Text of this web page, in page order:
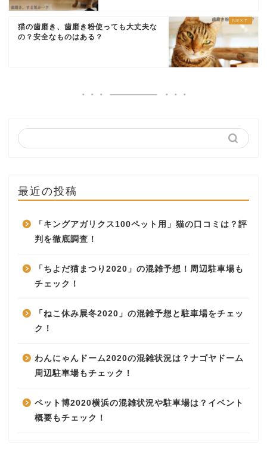
猫の歯磨き、歯磨き粉使っても大丈夫な
の？安全なものはある？
最近の投稿
「キングアガリクス100ペット用」猫の口コミは？評
判を徹底調査！
「ちよだ猫まつり2020」の混雑予想！周辺駐車場も
チェック！
「ねこ休み展冬2020」の混雑予想と駐車場をチェッ
ク！
わんにゃんドーム2020の混雑状況は？ナゴヤドーム
周辺駐車場もチェック！
ペット博2020横浜の混雑状況や駐車場は？イベント
概要もチェック！